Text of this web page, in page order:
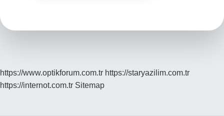
https://www.optikforum.com.tr https://staryazilim.com.tr
https://internot.com.tr Sitemap